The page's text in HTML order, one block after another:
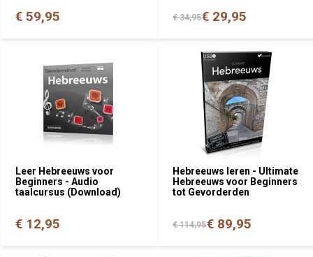
€ 59,95 € 34,95€ 29,95
Leer Hebreeuws voor
Beginners - Audio
taalcursus (Download)
€ 12,95
Hebreeuws leren - Ultimate
Hebreeuws voor Beginners
tot Gevorderden
€ 114,95€ 89,95